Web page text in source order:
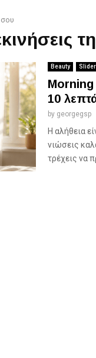
Beauty Slider
Morning
10
by georgegsp
Η αλήθεια
νιώσεις
τρέχεις να